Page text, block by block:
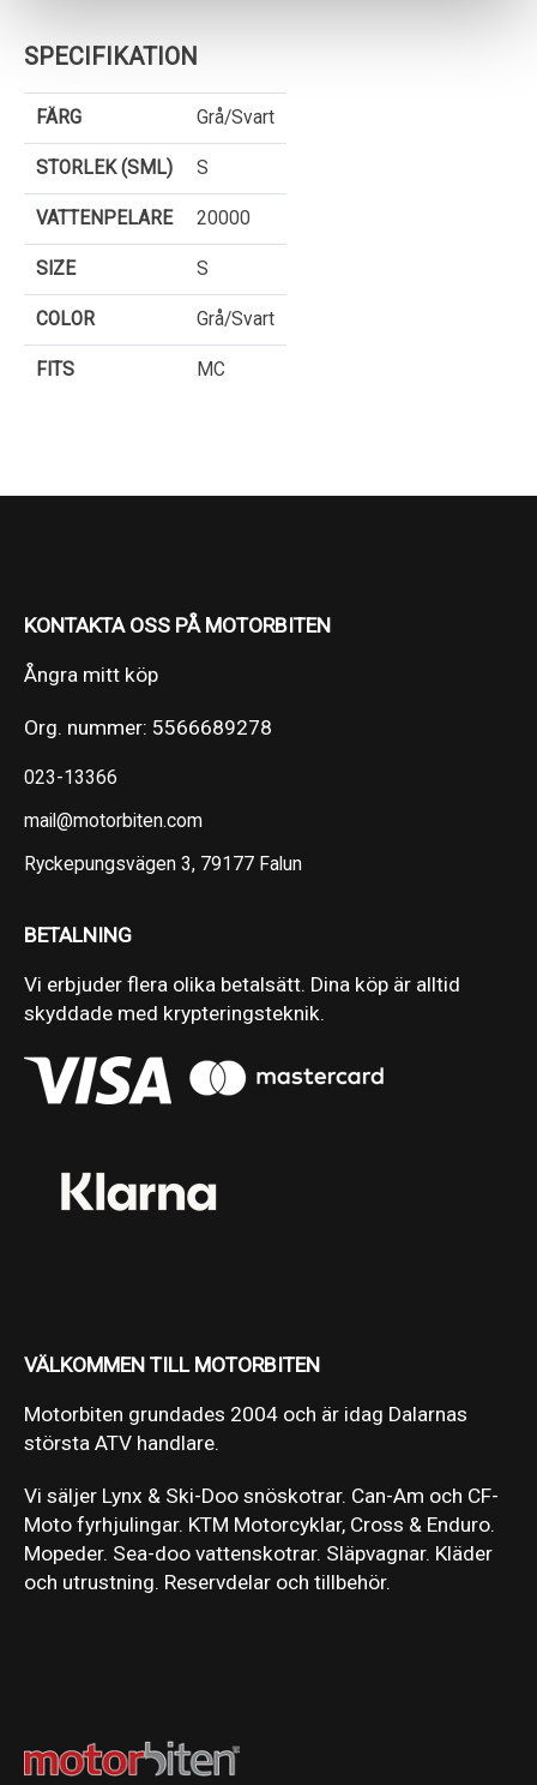
SPECIFIKATION
FÄRG Grå/Svart
STORLEK (SML) S
VATTENPELARE 20000
SIZE S
COLOR Grå/Svart
FITS MC
KONTAKTA OSS PÅ MOTORBITEN
Ångra mitt köp
Org. nummer: 5566689278
023-13366
mail@motorbiten.com
Ryckepungsvägen 3, 79177 Falun
BETALNING
Vi erbjuder flera olika betalsätt. Dina köp är alltid
skyddade med krypteringsteknik.
VÄLKOMMEN TILL MOTORBITEN
Motorbiten grundades 2004 och är idag Dalarnas
största ATV handlare.
Vi säljer Lynx & Ski-Doo snöskotrar. Can-Am och CF-
Moto fyrhjulingar. KTM Motorcyklar, Cross & Enduro.
Mopeder. Sea-doo vattenskotrar. Släpvagnar. Kläder
och utrustning. Reservdelar och tillbehör.